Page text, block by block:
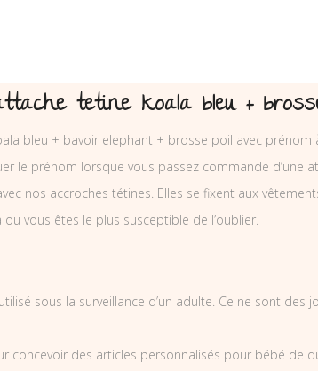
tetine koala bleu +
bleu + bavoir elephant + brosse poil avec
le prénom lorsque vous passez commande d’une
nos accroches tétines. Elles se fixent aux
ou vous êtes le plus susceptible de l’oublier.
sous la surveillance d’un adulte. Ce ne sont
concevoir des articles personnalisés pour bébé de